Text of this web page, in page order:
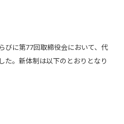
びに第77回取締役会において、代
た。新体制は以下のとおりとなり